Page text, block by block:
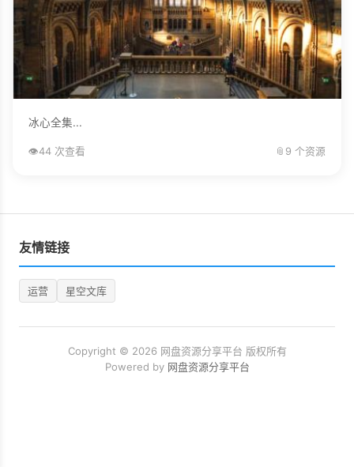
冰心全集...
👁️44 次查看 📎 9 个资源
友情链接
运营 星空文库
Copyright © 2026 网盘资源分享平台 版权所有
Powered by 网盘资源分享平台